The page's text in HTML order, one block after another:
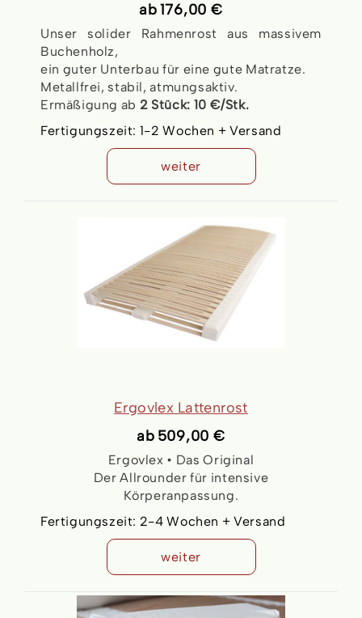
ab176,00 €
Unser solider Rahmenrost aus massivem
Buchenholz,
ein guter Unterbau für eine gute Matratze.
Metallfrei, stabil, atmungsaktiv.
Ermäßigung ab 2 Stück: 10 €/Stk.
Fertigungszeit: 1-2 Wochen + Versand
weiter
Ergovlex Lattenrost
ab 509,00 €
Ergovlex • Das Original
Der Allrounder für intensive
Körperanpassung.
Fertigungszeit: 2-4 Wochen + Versand
weiter